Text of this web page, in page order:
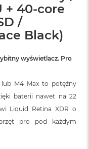
+ 40-core
/
Black)
wyświetlacz. Pro
M4 Max to potężny
baterii nawet na 22
Liquid Retina XDR o
pro pod każdym